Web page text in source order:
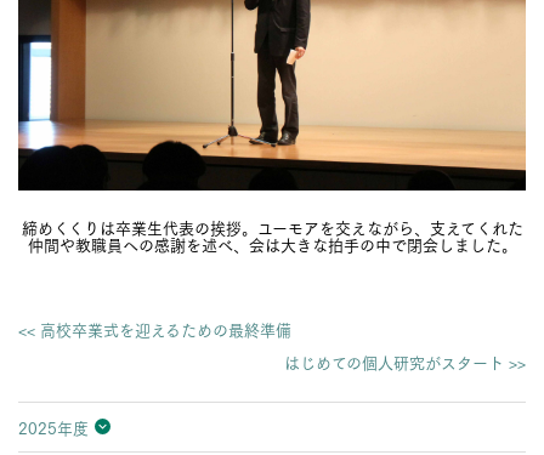
締めくくりは卒業生代表の挨拶。ユーモアを交えながら、支えてくれた
仲間や教職員への感謝を述べ、会は大きな拍手の中で閉会しました。
<< 高校卒業式を迎えるための最終準備
はじめての個人研究がスタート >>
2025年度
2026年度
2025年度
2024年度
2023年度
2022年度
2021年度
2020年度
2019年度
2018年度
2017年度
2016年度
2015年度
2014年度
2013年度